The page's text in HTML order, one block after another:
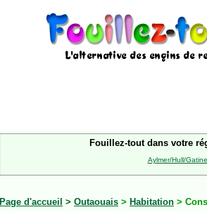
Fouillez-tout dans votre
Aylmer/Hull/
Page d'accueil > Outaouais > Habitation >